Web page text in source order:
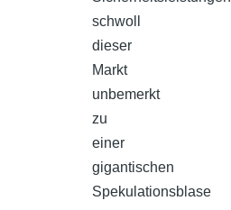
schwoll
dieser
Markt
unbemerkt
zu
einer
gigantischen
Spekulationsblase